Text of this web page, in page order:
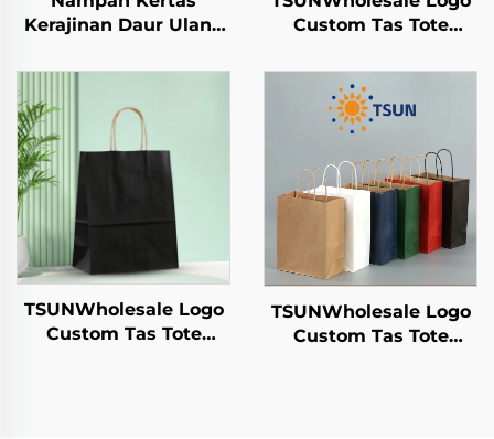
Kerajinan Daur Ulang
Camilan, Sushi, Pizza,
Roti, Permen, Cokelat,
dan Hamburger -
untuk Catering dan
Kerajinan
Custom Tas Tote
Pengambilan
Makanan Tahun
Baru/Christmas
dengan Permukaan
Sablon
TSUNWholesale Logo
Custom Tas Tote
TSUNWholesale Logo
Custom Tas Tote